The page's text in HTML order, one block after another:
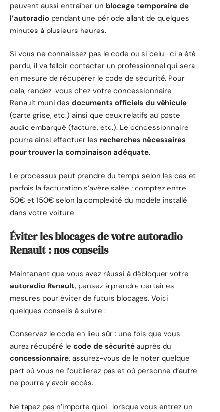
peuvent aussi entraîner un blocage temporaire de
l’autoradio pendant une période allant de quelques
minutes à plusieurs heures.
Si vous ne connaissez pas le code ou si celui-ci a été
perdu, il va falloir contacter un professionnel qui sera
en mesure de récupérer le code de sécurité. Pour
cela, rendez-vous chez votre concessionnaire
Renault muni des documents officiels du véhicule
(carte grise, etc.) ainsi que ceux relatifs au poste
audio embarqué (facture, etc.). Le concessionnaire
pourra ainsi effectuer les recherches nécessaires
pour trouver la combinaison adéquate.
Le processus peut prendre du temps selon les cas et
parfois la facturation s’avère salée ; comptez entre
50€ et 150€ selon la complexité du modèle installé
dans votre voiture.
Éviter les blocages de votre autoradio
Renault : nos conseils
Maintenant que vous avez réussi à débloquer votre
autoradio Renault, pensez à prendre certaines
mesures pour éviter de futurs blocages. Voici
quelques conseils à suivre :
Conservez le code en lieu sûr : une fois que vous
aurez récupéré le code de sécurité auprès du
concessionnaire, assurez-vous de le noter quelque
part où vous ne l’oublierez pas et où personne d’autre
ne pourra y avoir accès.
Ne tapez pas n’importe quoi : lorsque vous entrez un